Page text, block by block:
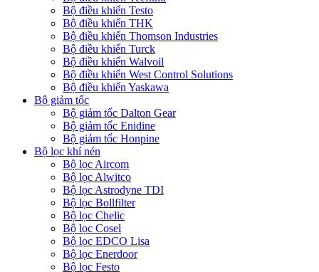
Bộ điều khiển Testo
Bộ điều khiển THK
Bộ điều khiển Thomson Industries
Bộ điều khiển Turck
Bộ điều khiển Walvoil
Bộ điều khiển West Control Solutions
Bộ điều khiển Yaskawa
Bộ giảm tốc
Bộ giảm tốc Dalton Gear
Bộ giảm tốc Enidine
Bộ giảm tốc Honpine
Bộ lọc khí nén
Bộ lọc Aircom
Bộ lọc Alwitco
Bộ lọc Astrodyne TDI
Bộ lọc Bollfilter
Bộ lọc Chelic
Bộ lọc Cosel
Bộ lọc EDCO Lisa
Bộ lọc Enerdoor
Bộ lọc Festo